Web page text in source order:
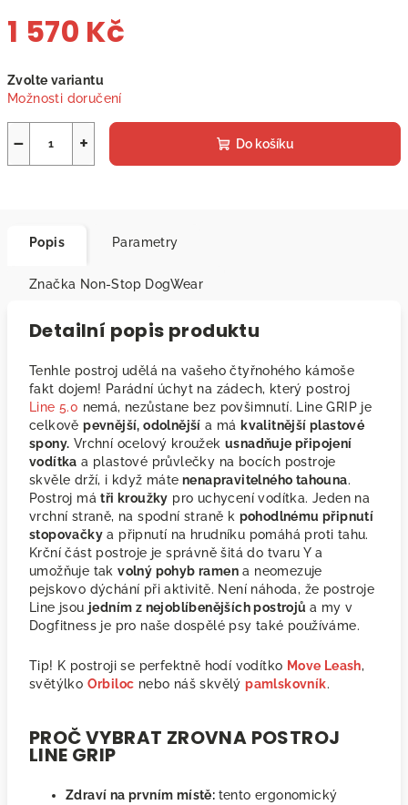
1 570 Kč
cena:
Zvolte variantu
Možnosti doručení
+
− Do košíku
Popis Parametry
Značka Non-Stop DogWear
Detailní popis produktu
Tenhle postroj udělá na vašeho čtyřnohého kámoše
fakt dojem! Parádní úchyt na zádech, který postroj
Line 5.0 nemá, nezůstane bez povšimnutí. Line GRIP je
celkověpevnější, odolnější a má kvalitnější plastové
spony. Vrchní ocelový kroužekusnadňuje připojení
vodítka a plastové průvlečky na bocích postroje
skvěle drží, i když máte nenapravitelného tahouna.
Postroj mátři kroužky pro uchycení vodítka. Jeden na
vrchní straně, na spodní straně k pohodlnému připnutí
stopovačky a připnutí na hrudníku pomáhá proti tahu.
Krční část postroje je správně šitá do tvaru Y a
umožňuje takvolný pohyb ramen a neomezuje
pejskovo dýchání při aktivitě. Není náhoda, že postroje
Line jsou jedním z nejoblíbenějších postrojůa my v
Dogfitness je pro naše dospělé psy také používáme.
Tip! K postroji se perfektně hodí vodítko Move Leash,
světýlko Orbiloc nebo náš skvělýpamlskovník.
PROČ VYBRAT ZROVNA POSTROJ
LINE GRIP
Zdraví na prvním místě: tento ergonomický